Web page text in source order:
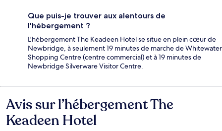
Que puis-je trouver aux alentours de
l'hébergement ?
L'hébergement The Keadeen Hotel se situe en plein cœur de
Newbridge, à seulement 19 minutes de marche de Whitewater
Shopping Centre (centre commercial) et à 19 minutes de
Newbridge Silverware Visitor Centre.
Avis
Avis sur l’hébergement The
Keadeen Hotel